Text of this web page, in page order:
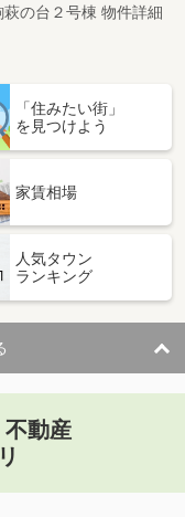
の台２号棟 物件詳細
「住みたい街」
を見つけよう
家賃相場
人気タウン
ランキング
動産